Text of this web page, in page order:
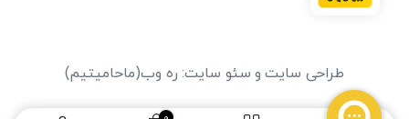
طراحی سایت و سئو سایت: ره وب(ماحامیتیم)